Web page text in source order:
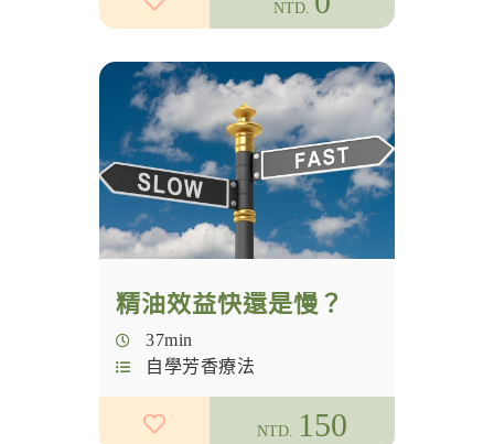
NTD.
精油效益快還是慢？
37min
自學芳香療法
NTD. 150